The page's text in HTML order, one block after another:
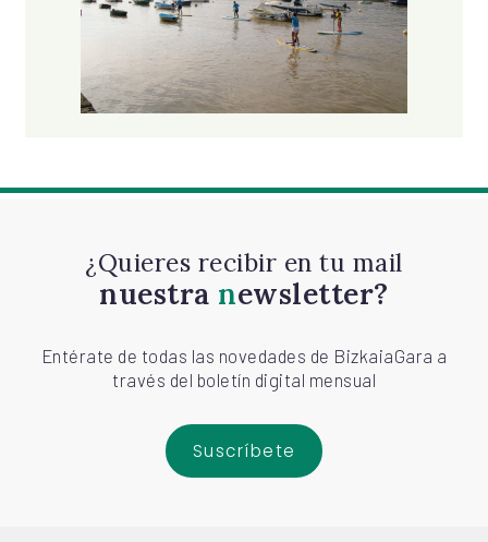
¿Quieres recibir en tu mail
nuestra newsletter?
Entérate de todas las novedades de BizkaiaGara a
través del boletín digital mensual
Suscríbete